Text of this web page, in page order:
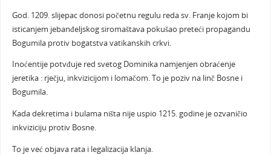
God. 1209. slijepac donosi početnu regulu reda sv. Franje kojom bi
isticanjem jebanđeljskog siromaštava pokušao preteći propagandu
Bogumila protiv bogatstva vatikanskih crkvi.
Inoćentije potvđuje red svetog Dominika namjenjen obraćenje
jeretika : rječju, inkvizicijom i lomačom. To je poziv na linč Bosne i
Bogumila.
Kada dekretima i bulama ništa nije uspio 1215. godine je ozvaničio
inkviziciju protiv Bosne.
To je već objava rata i legalizacija klanja.